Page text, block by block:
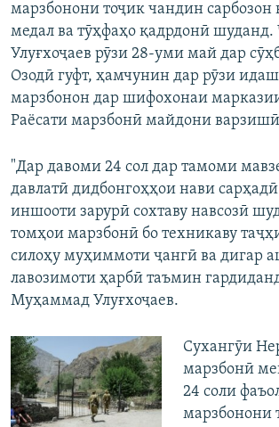
марзбонони тоҷик чандин сарбозон
медал ва тӯҳфаҳо қадрдонӣ шуданд.
Улуғхоҷаев рӯзи 28-уми май дар
Озодӣ гуфт, ҳамчунин дар рӯзи
марзбонон дар шифохонаи
Раёсати марзбонӣ майдони
"Дар давоми 24 сол дар тамоми
давлатӣ дидбонгоҳҳои нави
иншооти зарурӣ сохтаву навсозӣ
томҳои марзбонӣ бо техникаву
силоҳу муҳиммоти ҷангӣ ва дигар
лавозимоти ҳарбӣ таъмин
Муҳаммад Улуғхоҷаев.
Сухангӯи
марзбонӣ
24 соли
марзбонони